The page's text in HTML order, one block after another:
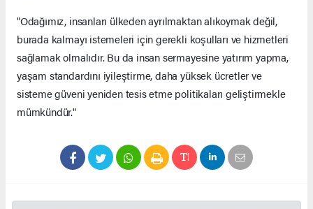
"Odağımız, insanları ülkeden ayrılmaktan alıkoymak değil,
burada kalmayı istemeleri için gerekli koşulları ve hizmetleri
sağlamak olmalıdır. Bu da insan sermayesine yatırım yapma,
yaşam standardını iyileştirme, daha yüksek ücretler ve
sisteme güveni yeniden tesis etme politikaları geliştirmekle
mümkündür."